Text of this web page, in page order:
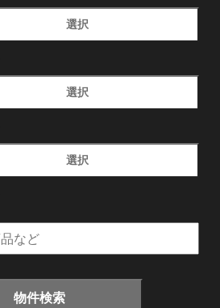
選択
選択
選択
物件検索